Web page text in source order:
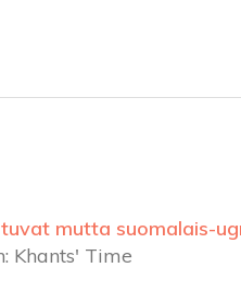
mutta suomalais-
Khants' Time